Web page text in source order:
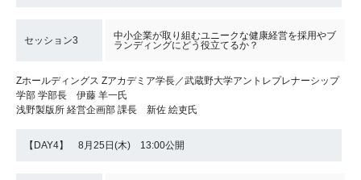
セッション3
中小企業が取り組むユニークな健康経営を採用やブ
ランディングにどう役立てるか？
Zホールディングス Zアカデミア学長／武蔵野大学アントレプレナーシップ
学部 学部長 伊藤 羊一氏
浅野製版所 経営企画部 課長 新佐 絵吏氏
【DAY4】 8月25日(木) 13:00公開